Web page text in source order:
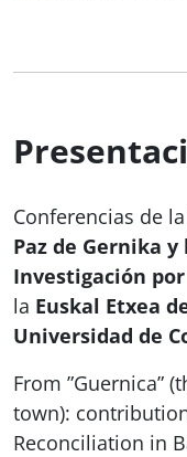
Conferencias de la
Paz de Gernika
Investigación
la Euskal Etxea
Universidad de
From ”Guernica”
town):
Reconciliation in